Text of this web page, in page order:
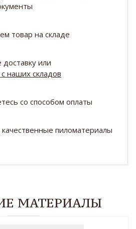
товар на складе
или
наших складов
со способом оплаты
пиломатериалы
МАТЕРИАЛЫ